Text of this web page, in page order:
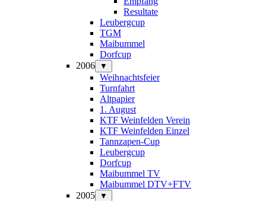
Resultate
Leubergcup
TGM
Maibummel
Dorfcup
2006
▼
Weihnachtsfeier
Turnfahrt
Altpapier
1. August
KTF Weinfelden Verein
KTF Weinfelden Einzel
Tannzapen-Cup
Leubergcup
Dorfcup
Maibummel TV
Maibummel DTV+FTV
2005
▼